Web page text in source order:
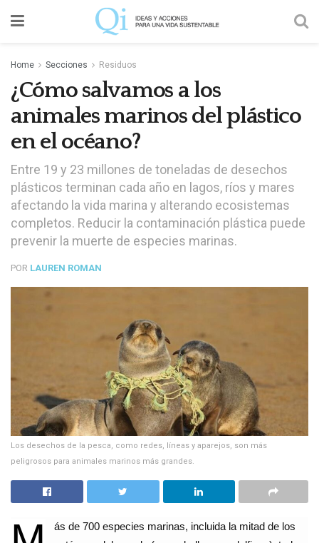
Home Secciones Residuos
¿Cómo salvamos a los
animales marinos del plástico
en el océano?
Entre 19 y 23 millones de toneladas de desechos
plásticos terminan cada año en lagos, ríos y mares
afectando la vida marina y alterando ecosistemas
completos. Reducir la contaminación plástica puede
prevenir la muerte de especies marinas.
POR LAUREN ROMAN
Los desechos de la pesca, como redes, líneas y aparejos, son más
peligrosos para animales marinos más grandes.
ás de 700 especies marinas, incluida la mitad de los